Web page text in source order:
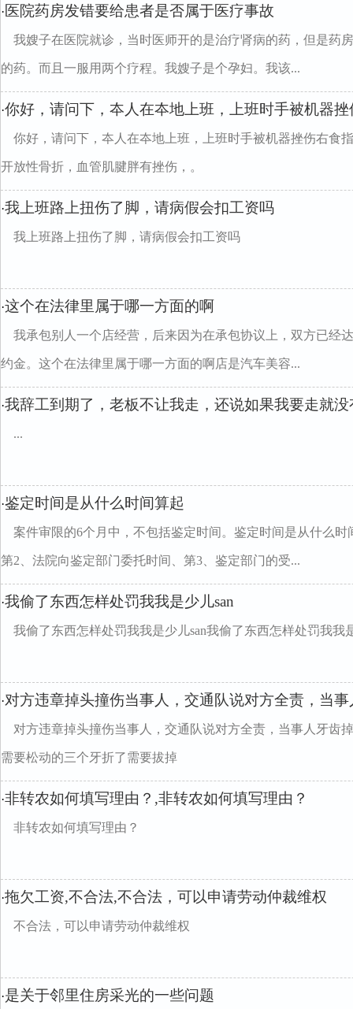
· 医院药房发错要给患者是否属于医疗事故
我嫂子在医院就诊，当时医师开的是治疗肾病的药，但是药
的药。而且一服用两个疗程。我嫂子是个孕妇。我该...
·你好，请问下，夲人在夲地上班，上班时手被机器
你好，请问下，夲人在夲地上班，上班时手被机器挫伤右食
开放性骨折，血管肌腱胖有挫伤，。
·我上班路上扭伤了脚，请病假会扣工资吗
我上班路上扭伤了脚，请病假会扣工资吗
·这个在法律里属于哪一方面的啊
我承包别人一个店经营，后来因为在承包协议上，双方已经
约金。这个在法律里属于哪一方面的啊店是汽车美容...
·我辞工到期了，老板不让我走，还说如果我要走就没
...
·鉴定时间是从什么时间算起
案件审限的6个月中，不包括鉴定时间。鉴定时间是从什么
第2、法院向鉴定部门委托时间、第3、鉴定部门的受...
·我偷了东西怎样处罚我我是少儿san
我偷了东西怎样处罚我我是少儿san我偷了东西怎样处罚我我
·对方违章掉头撞伤当事人，交通队说对方全责，当
对方违章掉头撞伤当事人，交通队说对方全责，当事人牙齿
需要松动的三个牙折了需要拔掉
·非转农如何填写理由？,非转农如何填写理由？
非转农如何填写理由？
·拖欠工资,不合法,不合法，可以申请劳动仲裁维权
不合法，可以申请劳动仲裁维权
·是关于邻里住房采光的一些问题